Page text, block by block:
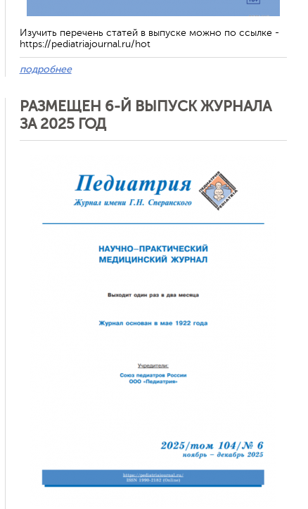
Изучить перечень статей в выпуске можно по ссылке -
https://pediatriajournal.ru/hot
подробнее
РАЗМЕЩЕН 6-Й ВЫПУСК ЖУРНАЛА
ЗА 2025 ГОД